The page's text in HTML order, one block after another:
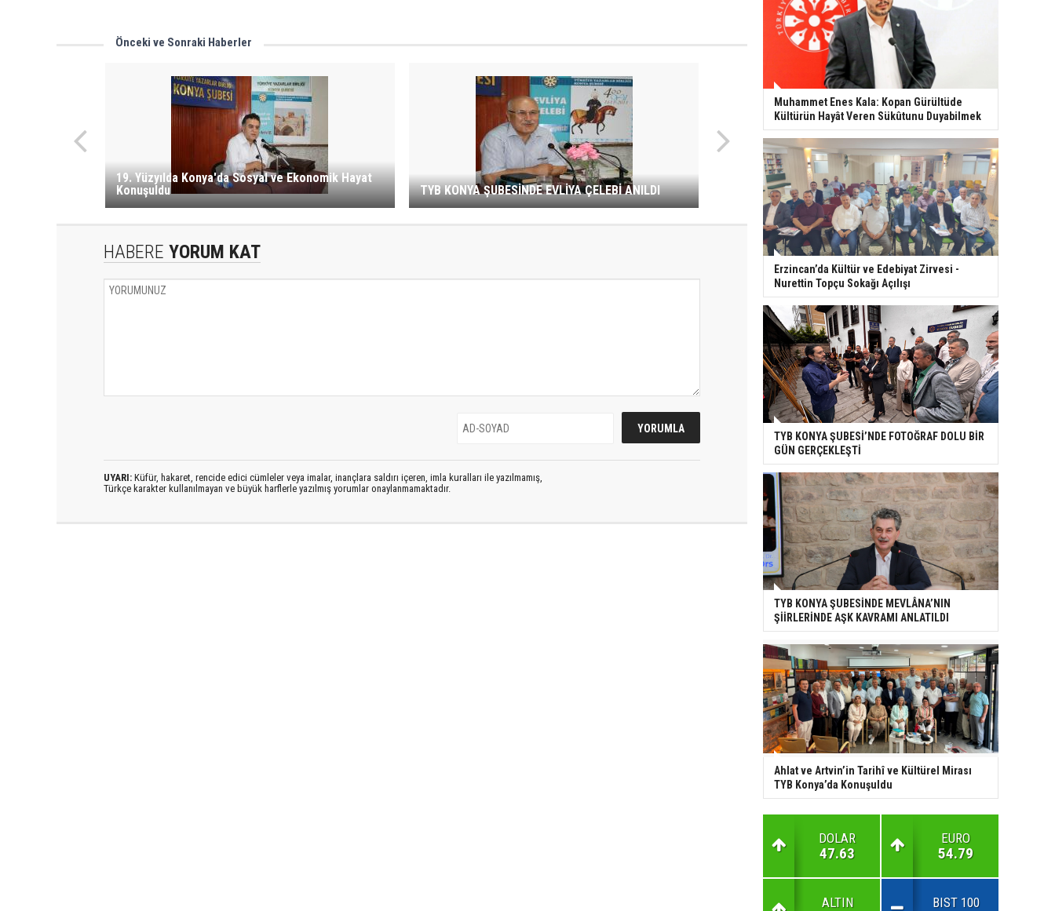
Önceki ve Sonraki Haberler
19. Yüzyılda Konya'da Sosyal ve Ekonomik Hayat
Konuşuldu
TYB KONYA ŞUBESİNDE EVLİYA ÇELEBİ ANILDI
HABERE YORUM KAT
UYARI: Küfür, hakaret, rencide edici cümleler veya imalar, inançlara saldırı içeren, imla kuralları ile yazılmamış,
Türkçe karakter kullanılmayan ve büyük harflerle yazılmış yorumlar onaylanmamaktadır.
Muhammet Enes Kala: Kopan Gürültüde
Kültürün Hayât Veren Sükûtunu Duyabilmek
Erzincan’da Kültür ve Edebiyat Zirvesi -
Nurettin Topçu Sokağı Açılışı
TYB KONYA ŞUBESİ’NDE FOTOĞRAF DOLU BİR
GÜN GERÇEKLEŞTİ
TYB KONYA ŞUBESİNDE MEVLÂNA’NIN
ŞİİRLERİNDE AŞK KAVRAMI ANLATILDI
Ahlat ve Artvin’in Tarihî ve Kültürel Mirası
TYB Konya’da Konuşuldu
DOLAR
47.63
EURO
54.79
ALTIN BIST 100